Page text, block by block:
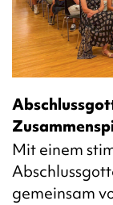
Mit einem
gemeinsam